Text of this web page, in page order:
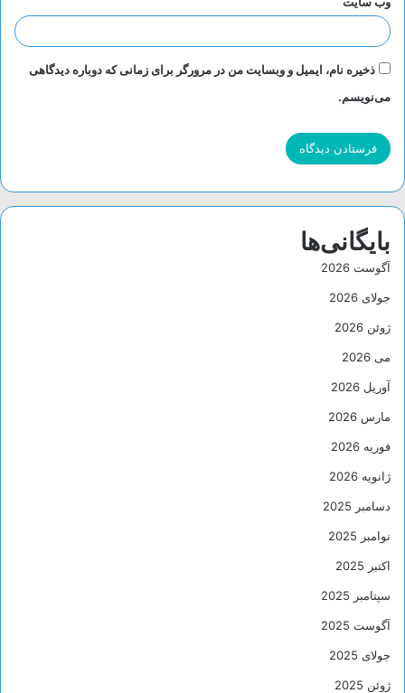
ذخیره نام، ایمیل و وبسایت من در مرورگر برای زمانی که دوباره دیدگاهی
می‌نویسم.
بایگانی‌ها
آگوست 2026
جولای 2026
ژوئن 2026
می 2026
آوریل 2026
مارس 2026
فوریه 2026
ژانویه 2026
دسامبر 2025
نوامبر 2025
اکتبر 2025
سپتامبر 2025
آگوست 2025
جولای 2025
ژوئن 2025